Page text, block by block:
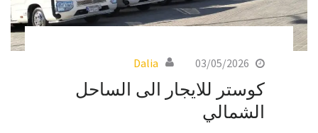
03/05/2026
Dalia
كوستر للايجار الى الساحل
الشمالي